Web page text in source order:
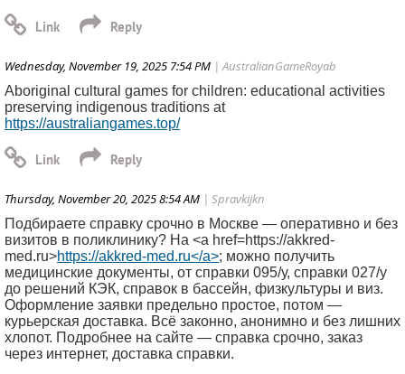
Wednesday, November 19, 2025 7:54 PM | AustralianGameRoyab
Aboriginal cultural games for children: educational activities
preserving indigenous traditions at
https://australiangames.top/
Thursday, November 20, 2025 8:54 AM | Spravkijkn
Подбираете справку срочно в Москве — оперативно и без
визитов в поликлинику? На <a href=https://akkred-
med.ru>https://akkred-med.ru</a>; можно получить
медицинские документы, от справки 095/у, справки 027/у
до решений КЭК, справок в бассейн, физкультуры и виз.
Оформление заявки предельно простое, потом —
курьерская доставка. Всё законно, анонимно и без лишних
хлопот. Подробнее на сайте — справка срочно, заказ
через интернет, доставка справки.